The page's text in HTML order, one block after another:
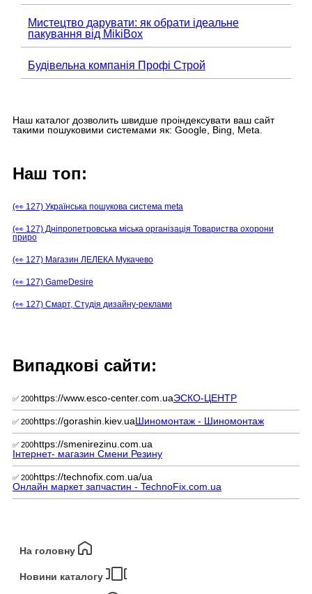
Мистецтво дарувати: як обрати ідеальне
пакування від MikiBox
Будівельна компанія Профі Строй
Наш каталог дозволить швидше проіндексувати ваш сайт
такими пошуковими системами як: Google, Bing, Meta.
Наш топ:
(👀 127) Українська пошукова система meta
(👀 127) Дніпропетровська міська організація Товариства охорони
приро
(👀 127) Магазин ЛЕЛЕКА Мукачево
(👀 127) GameDesire
(👀 127) Смарт, Студія дизайну-реклами
Випадкові сайти:
✅ 200https://www.esco-center.com.uaЭСКО-ЦЕНТР
✅ 200https://gorashin.kiev.uaШиномонтаж - Шиномонтаж
✅ 200https://smenirezinu.com.ua
Інтернет- магазин Смени Резину
✅ 200https://technofix.com.ua/ua
Онлайн маркет запчастин - TechnoFix.com.ua
На головну
Новини каталогу